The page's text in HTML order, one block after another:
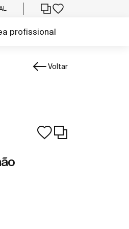
profissional
Voltar